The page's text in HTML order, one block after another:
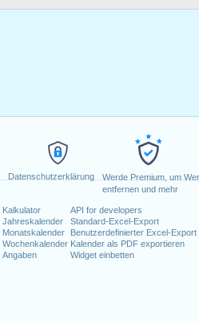
Datenschutzerklärung
Werde Premium, um
entfernen und mehr
Kalkulator
Jahreskalender
Monatskalender
Wochenkalender
Angaben
API for developers
Standard-Excel-Export
Benutzerdefinierter Excel-Export
Kalender als PDF exportieren
Widget einbetten